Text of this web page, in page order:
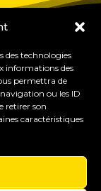
des technologies
informations des
permettra de
ou les ID
retirer son
caractéristiques